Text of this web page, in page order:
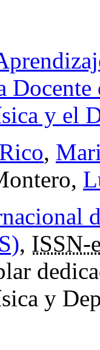
y el
,
, ISSN-
y